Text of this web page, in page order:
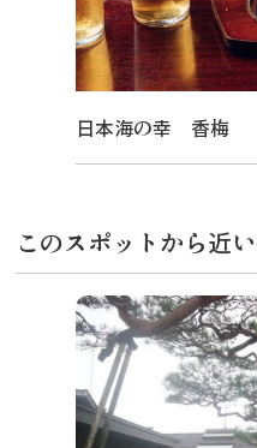
日本海の幸 香梅
このスポットから近